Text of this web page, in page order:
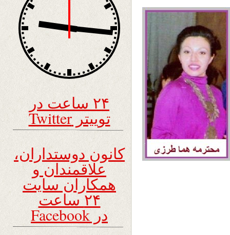
۲۴ ساعت در
توییتر Twitter
کانون دوستداران،
علاقمندان و
همکاران سایت
۲۴ ساعت
در Facebook